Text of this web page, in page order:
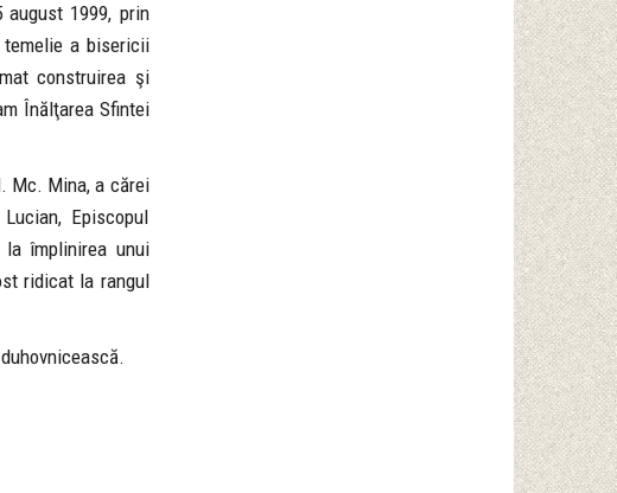
1999, prin
a bisericii
construirea şi
Înălţarea Sfintei
Mc. Mina, a cărei
Episcopul
împlinirea unui
ridicat la rangul